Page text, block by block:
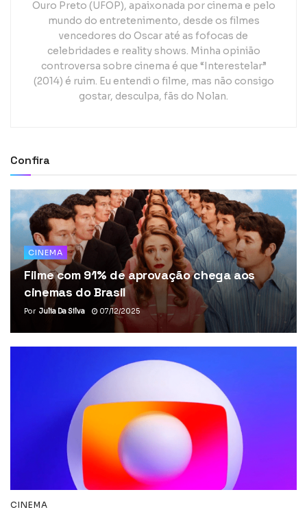
Ouro Preto (UFOP), apaixonada por cinema e pelo
mundo do entretenimento, desde os filmes
vencedores do Oscar até as fofocas de
celebridades e reality shows. Minha opinião
controversa sobre cinema é que “Interestelar”
(2014) é ruim. Eu entendi o filme, mas não consigo
gostar, desculpa, fãs do Nolan.
Confira
CINEMA
Filme com 91% de aprovação chega aos
cinemas do Brasil
Por Julia Da Silva 07/12/2025
CINEMA